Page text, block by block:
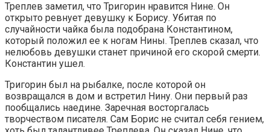
Треплев заметил, что Тригорин нравится Нине. Он
открыто ревнует девушку к Борису. Убитая по
случайности чайка была подобрана Константином,
который положил ее к ногам Нины. Треплев сказал, что
нелюбовь девушки станет причиной его скорой смерти.
Константин ушел.
Тригорин был на рыбалке, после которой он
возвращался в дом и встретил Нину. Они первый раз
пообщались наедине. Заречная восторгалась
творчеством писателя. Сам Борис не считал себя гением,